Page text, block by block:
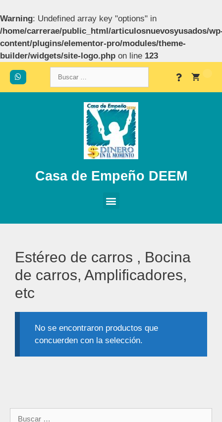
Warning: Undefined array key "options" in
/home/carrerae/public_html/articulosnuevosyusados/
content/plugins/elementor-pro/modules/theme-
builder/widgets/site-logo.php on line 123
Casa de Empeño DEEM
Estéreo de carros , Bocina
de carros, Amplificadores,
etc
No se encontraron productos que
concuerden con la selección.